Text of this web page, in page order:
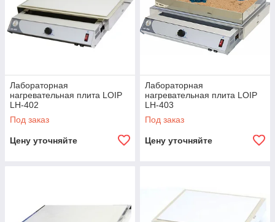
Лабораторная
нагревательная плита LOIP
LH-402
Под заказ
Цену уточняйте
Лабораторная
нагревательная плита LOIP
LH-403
Под заказ
Цену уточняйте